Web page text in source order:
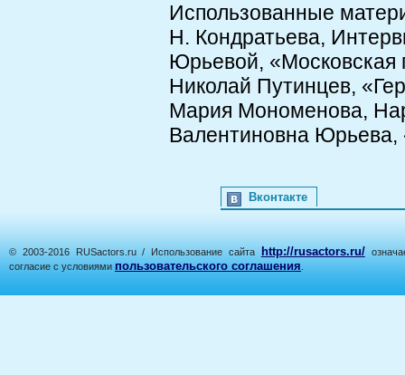
Использованные
Н. Кондратьева,
Юрьевой, «Московская
Николай Путинцев,
Мария Мономенова,
Валентиновна Юрьева,
Вконтакте
© 2003-2016 RUSactors.ru / Использование сайта http://rusactors.ru/
согласие с условиями пользовательского соглашения